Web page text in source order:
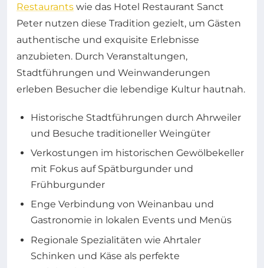
Restaurants wie das Hotel Restaurant Sanct
Peter nutzen diese Tradition gezielt, um Gästen
authentische und exquisite Erlebnisse
anzubieten. Durch Veranstaltungen,
Stadtführungen und Weinwanderungen
erleben Besucher die lebendige Kultur hautnah.
Historische Stadtführungen durch Ahrweiler
und Besuche traditioneller Weingüter
Verkostungen im historischen Gewölbekeller
mit Fokus auf Spätburgunder und
Frühburgunder
Enge Verbindung von Weinanbau und
Gastronomie in lokalen Events und Menüs
Regionale Spezialitäten wie Ahrtaler
Schinken und Käse als perfekte